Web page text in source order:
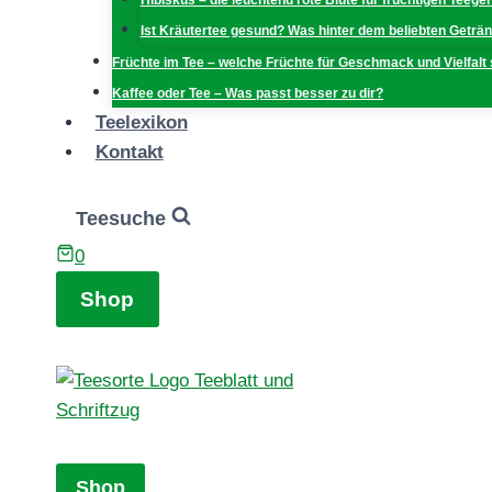
Ist Kräutertee gesund? Was hinter dem beliebten
Früchte im Tee – welche Früchte für Geschmack und Vielfalt
Kaffee oder Tee – Was passt besser zu dir?
Teelexikon
Kontakt
Teesuche
0
Shop
Shop